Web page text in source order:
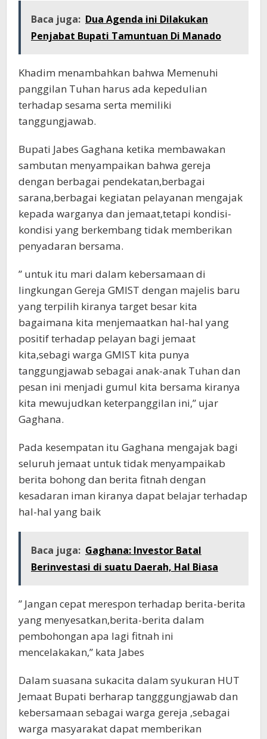
Baca juga: Dua Agenda ini Dilakukan
Penjabat Bupati Tamuntuan Di Manado
Khadim menambahkan bahwa Memenuhi
panggilan Tuhan harus ada kepedulian
terhadap sesama serta memiliki
tanggungjawab.
Bupati Jabes Gaghana ketika membawakan
sambutan menyampaikan bahwa gereja
dengan berbagai pendekatan,berbagai
sarana,berbagai kegiatan pelayanan mengajak
kepada warganya dan jemaat,tetapi kondisi-
kondisi yang berkembang tidak memberikan
penyadaran bersama.
” untuk itu mari dalam kebersamaan di
lingkungan Gereja GMIST dengan majelis baru
yang terpilih kiranya target besar kita
bagaimana kita menjemaatkan hal-hal yang
positif terhadap pelayan bagi jemaat
kita,sebagi warga GMIST kita punya
tanggungjawab sebagai anak-anak Tuhan dan
pesan ini menjadi gumul kita bersama kiranya
kita mewujudkan keterpanggilan ini,” ujar
Gaghana.
Pada kesempatan itu Gaghana mengajak bagi
seluruh jemaat untuk tidak menyampaikab
berita bohong dan berita fitnah dengan
kesadaran iman kiranya dapat belajar terhadap
hal-hal yang baik
Baca juga: Gaghana: Investor Batal
Berinvestasi di suatu Daerah, Hal Biasa
” Jangan cepat merespon terhadap berita-berita
yang menyesatkan,berita-berita dalam
pembohongan apa lagi fitnah ini
mencelakakan,” kata Jabes
Dalam suasana sukacita dalam syukuran HUT
Jemaat Bupati berharap tangggungjawab dan
kebersamaan sebagai warga gereja ,sebagai
warga masyarakat dapat memberikan